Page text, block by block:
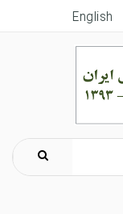
English